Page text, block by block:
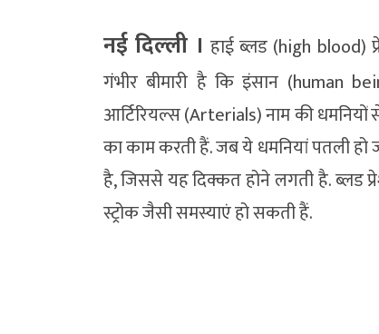
नई दिल्‍ली । हाई ब्लड (high blood)
गंभीर बीमारी है कि इंसान (human
आर्टिरियल्स (Arterials) नाम की
का काम करती हैं. जब ये धमनियां पतली
है, जिससे यह दिक्कत होने लगती है. ब्लड
स्ट्रोक जैसी समस्याएं हो सकती हैं.